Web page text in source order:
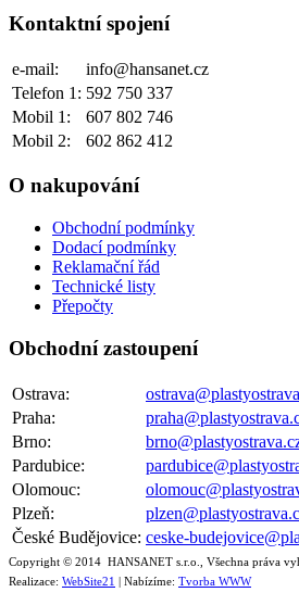
Kontaktní spojení
e-mail:
info@hansanet.cz
Telefon 1: 592 750 337
Mobil 1:
607 802 746
Mobil 2:
602 862 412
O nakupování
Obchodní podmínky
Dodací podmínky
Reklamační řád
Technické listy
Přepočty
Obchodní zastoupení
Ostrava:
Praha:
Brno:
Pardubice:
Olomouc:
Plzeň:
České Budějovice: ceske-
Copyright © 2014 HANSANET s.r.o., Všechna práva
Realizace: WebSite21 | Nabízíme: Tvorba WWW